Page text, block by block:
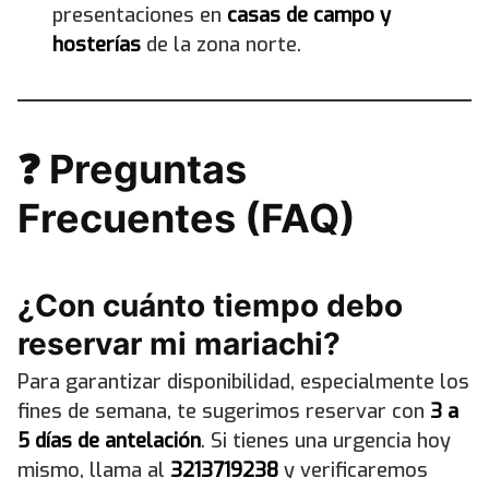
presentaciones en casas de campo y
hosterías de la zona norte.
❓ Preguntas
Frecuentes (FAQ)
¿Con cuánto tiempo debo
reservar mi mariachi?
Para garantizar disponibilidad, especialmente los
fines de semana, te sugerimos reservar con 3 a
5 días de antelación. Si tienes una urgencia hoy
mismo, llama al 3213719238 y verificaremos